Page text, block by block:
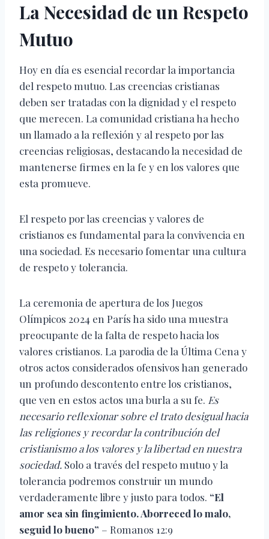
La Necesidad de un Respeto
Mutuo
Hoy en día es esencial recordar la importancia
del respeto mutuo. Las creencias cristianas
deben ser tratadas con la dignidad y el respeto
que merecen. La comunidad cristiana ha hecho
un llamado a la reflexión y al respeto por las
creencias religiosas, destacando la necesidad de
mantenerse firmes en la fe y en los valores que
esta promueve.
El respeto por las creencias y valores de
cristianos es fundamental para la convivencia en
una sociedad. Es necesario fomentar una cultura
de respeto y tolerancia.
La ceremonia de apertura de los Juegos
Olímpicos 2024 en París ha sido una muestra
preocupante de la falta de respeto hacia los
valores cristianos. La parodia de la Última Cena y
otros actos considerados ofensivos han generado
un profundo descontento entre los cristianos,
que ven en estos actos una burla a su fe. Es
necesario reflexionar sobre el trato desigual hacia
las religiones y recordar la contribución del
cristianismo a los valores y la libertad en nuestra
sociedad. Solo a través del respeto mutuo y la
tolerancia podremos construir un mundo
verdaderamente libre y justo para todos. “El
amor sea sin fingimiento. Aborreced lo malo,
seguid lo bueno” – Romanos 12:9